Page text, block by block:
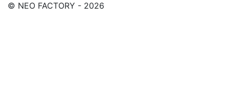
© NEO FACTORY - 2026